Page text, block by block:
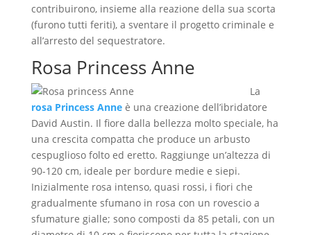
contribuirono, insieme alla reazione della sua scorta
(furono tutti feriti), a sventare il progetto criminale e
all’arresto del sequestratore.
Rosa Princess Anne
La
rosa Princess Anneè una creazione dell’ibridatore
David Austin. Il fiore dalla bellezza molto speciale, ha
una crescita compatta che produce un arbusto
cespuglioso folto ed eretto. Raggiunge un’altezza di
90-120 cm, ideale per bordure medie e siepi.
Inizialmente rosa intenso, quasi rossi, i fiori che
gradualmente sfumano in rosa con un rovescio a
sfumature gialle; sono composti da 85 petali, con un